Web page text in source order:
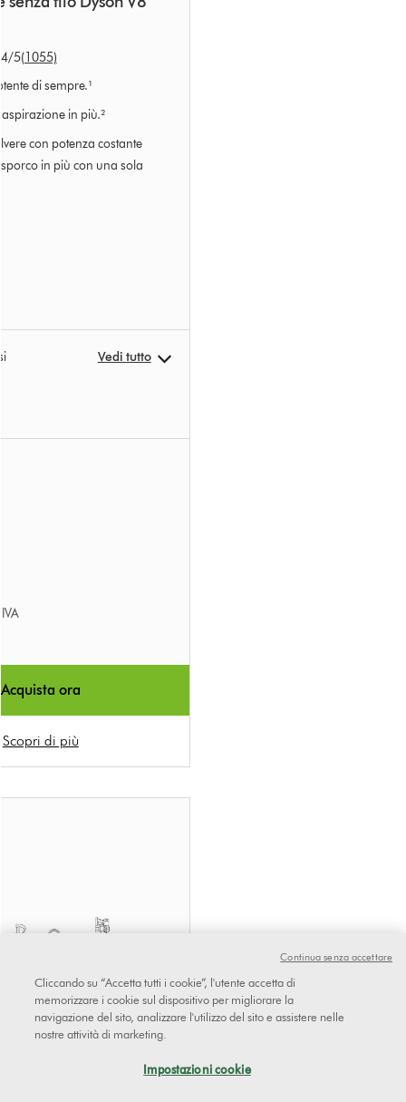
/5(1055)
di sempre.¹
in più.²
con potenza costante
in più con una sola
Vedi tutto
Acquista ora
Scopri di più
Cliccando su “Accetta tutti i cookie”, l'utente accetta di
memorizzare i cookie sul dispositivo per migliorare la
navigazione del sito, analizzare l'utilizzo del sito e assistere nelle
nostre attività di marketing.
Impostazioni cookie
Continua senza accettare